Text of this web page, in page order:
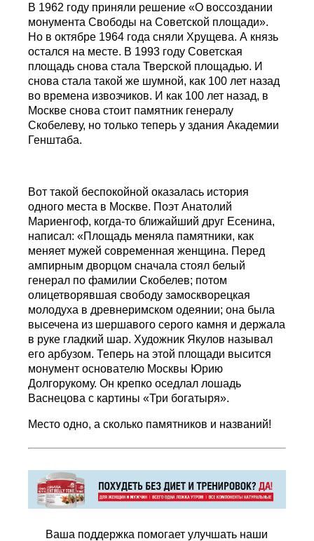
В 1962 году приняли решение «О воссоздании
монумента Свободы на Советской площади».
Но в октябре 1964 года сняли Хрущева. А князь
остался на месте. В 1993 году Советская
площадь снова стала Тверской площадью. И
снова стала такой же шумной, как 100 лет назад
во времена извозчиков. И как 100 лет назад, в
Москве снова стоит памятник генералу
Скобелеву, но только теперь у здания Академии
Генштаба.
Вот такой беспокойной оказалась история
одного места в Москве. Поэт Анатолий
Мариенгоф, когда-то ближайший друг Есенина,
написал: «Площадь меняла памятники, как
меняет мужей современная женщина. Перед
ампирным дворцом сначала стоял белый
генерал по фамилии Скобелев; потом
олицетворявшая свободу замоскворецкая
молодуха в древнеримском одеянии; она была
высечена из шершавого серого камня и держала
в руке гладкий шар. Художник Якулов называл
его арбузом. Теперь на этой площади высится
монумент основателю Москвы Юрию
Долгорукому. Он крепко оседлал лошадь
Васнецова с картины «Три богатыря».
Место одно, а сколько памятников и названий!
Ваша поддержка помогает улучшать наши